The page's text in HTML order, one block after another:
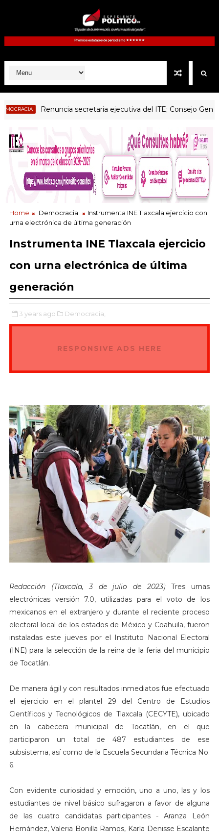
Renuncia secretaria ejecutiva del ITE; Consejo General
Home Democracia
Instrumenta INE Tlaxcala ejercicio con
urna electrónica de última generación
Instrumenta INE Tlaxcala ejercicio
con urna electrónica de última
generación
3 years ago Democracia,
RESPONSIVE ADS HERE
Redacción (Tlaxcala, 3 de julio de 2023)Tres urnas
electrónicas versión 7.0, utilizadas para el voto de los
mexicanos en el extranjero y durante el reciente proceso
electoral local de los estados de México y Coahuila, fueron
instaladas este jueves por el Instituto Nacional Electoral
(INE) para la selección de la reina de la feria del municipio
de Tocatlán.
De manera ágil y con resultados inmediatos fue efectuado
el ejercicio en el plantel 29 del Centro de Estudios
Científicos y Tecnológicos de Tlaxcala (CECYTE), ubicado
en la cabecera municipal de Tocatlán, en el que
participaron un total de 487 estudiantes de ese
subsistema, así como de la Escuela Secundaria Técnica No.
6.
Con evidente curiosidad y emoción, uno a uno, las y los
estudiantes de nivel básico sufragaron a favor de alguna
de las cuatro candidatas participantes - Aranza León
Hernández, Valeria Bonilla Ramos, Karla Denisse Escalante